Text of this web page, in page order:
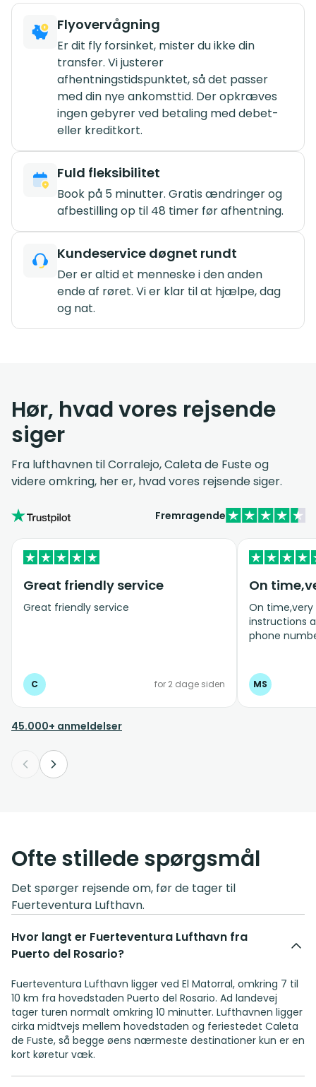
Flyovervågning
Er dit fly forsinket, mister du ikke din
transfer. Vi justerer
afhentningstidspunktet, så det passer
med din nye ankomsttid. Der opkræves
ingen gebyrer ved betaling med debet-
eller kreditkort.
Fuld fleksibilitet
Book på 5 minutter. Gratis ændringer og
afbestilling op til 48 timer før afhentning.
Kundeservice døgnet rundt
Der er altid et menneske i den anden
ende af røret. Vi er klar til at hjælpe, dag
og nat.
Hør, hvad vores rejsende
siger
Fra lufthavnen til Corralejo, Caleta de Fuste og
videre omkring, her er, hvad vores rejsende siger.
Fremragende
Great friendly service
Great friendly service
C for 2 dage siden
On
On time,very
instructions
phone
MS
45.000+ anmeldelser
Ofte stillede spørgsmål
Det spørger rejsende om, før de tager til
Fuerteventura Lufthavn.
Hvor langt er Fuerteventura Lufthavn fra
Puerto del Rosario?
Fuerteventura Lufthavn ligger ved El Matorral, omkring 7 til
10 km fra hovedstaden Puerto del Rosario. Ad landevej
tager turen normalt omkring 10 minutter. Lufthavnen ligger
cirka midtvejs mellem hovedstaden og feriestedet Caleta
de Fuste, så begge øens nærmeste destinationer kun er en
kort køretur væk.